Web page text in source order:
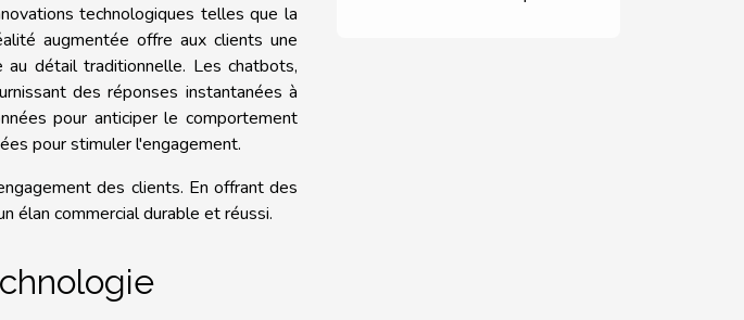
technologiques telles que la
augmentée offre aux clients une
détail traditionnelle. Les chatbots,
des réponses instantanées à
pour anticiper le comportement
pour stimuler l'engagement.
des clients. En offrant des
élan commercial durable et réussi.